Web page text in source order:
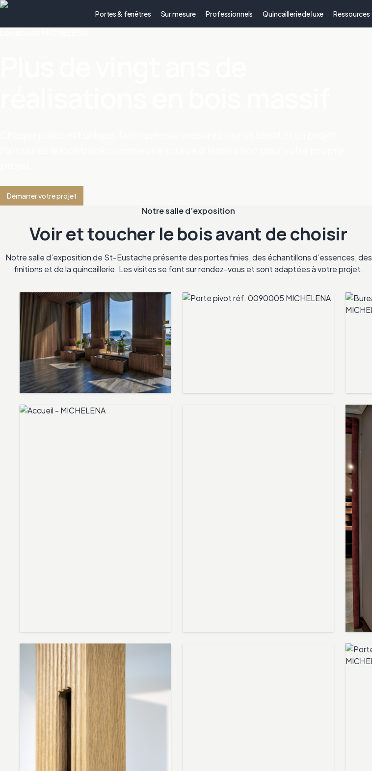
Portes & fenêtres Sur mesure Professionnels Quincaillerie de luxe Ressources
Démarrer votre projet
Notre salle d’exposition
Voir et toucher le bois avant de choisir
Notre salle d’exposition de St-Eustache présente des portes finies, des échantillons d’essences, des
finitions et de la quincaillerie. Les visites se font sur rendez-vous et sont adaptées à votre projet.